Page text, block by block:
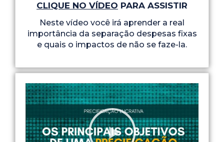
CLIQUE NO VÍDEO PARA ASSISTIR
Neste vídeo você irá aprender a real
importância da separação despesas fixas
e quais o impactos de não se faze-la.